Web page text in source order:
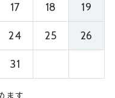
17 18 19
24 25 26
31
ます